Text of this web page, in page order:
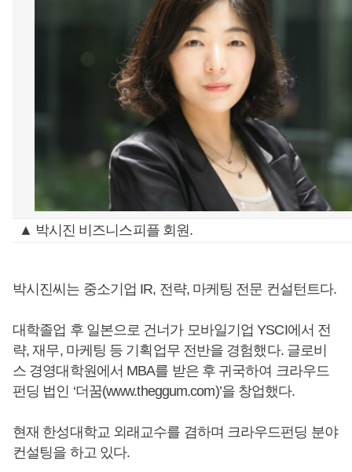
▲ 박시진 비즈니스피플 회원.
박시진씨는 중소기업 IR, 전략, 마케팅 전문 컨설턴트다.
대학졸업 후 일본으로 건너가 모바일기업 YSCI에서 전
략, 재무, 마케팅 등 기획업무 전반을 경험했다. 글로비
스 경영대학원에서 MBA를 받은 후 귀국하여 크라우드
펀딩 법인 ‘더꿈(www.theggum.com)’을 창업했다.
현재 한성대학교 외래교수를 겸하며 크라우드펀딩 분야
컨설팅을 하고 있다.